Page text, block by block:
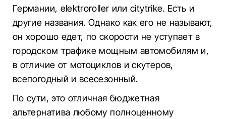
Германии, elektroroller или citytrike. Есть и
другие названия. Однако как его не называют,
он хорошо едет, по скорости не уступает в
городском трафике мощным автомобилям и,
в отличие от мотоциклов и скутеров,
всепогодный и всесезонный.
По сути, это отличная бюджетная
альтернатива любому полноценному